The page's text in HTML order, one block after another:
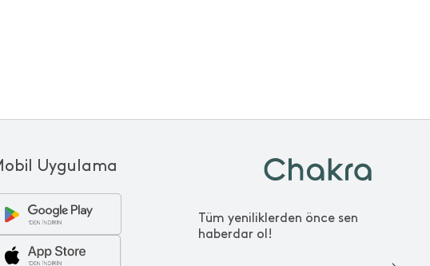
Tüm yeniliklerden önce sen
haberdar ol!
Uygulama